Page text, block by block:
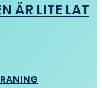
ÄR LITE LAT